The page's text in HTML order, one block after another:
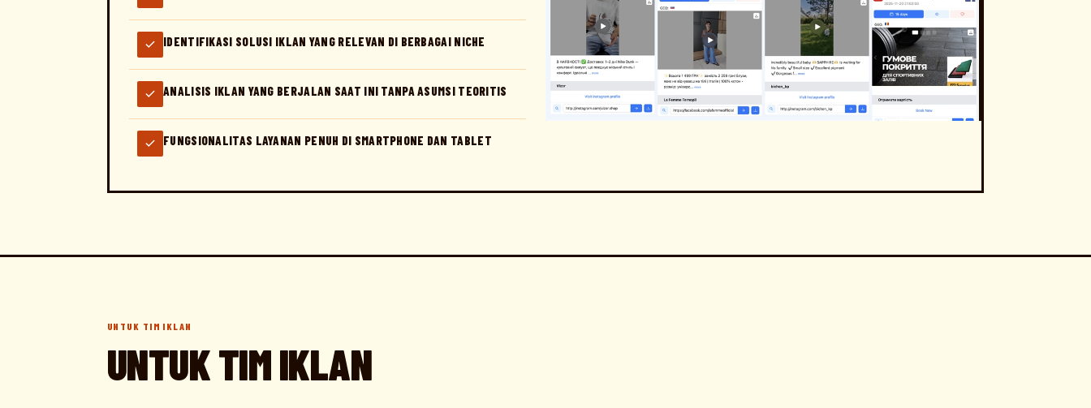
IDENTIFIKASI SOLUSI IKLAN YANG RELEVAN DI BERBAGAI NICHE
ANALISIS IKLAN YANG BERJALAN SAAT INI TANPA ASUMSI TEORITIS
FUNGSIONALITAS LAYANAN PENUH DI SMARTPHONE DAN TABLET
UNTUK TIM IKLAN
UNTUK TIM IKLAN